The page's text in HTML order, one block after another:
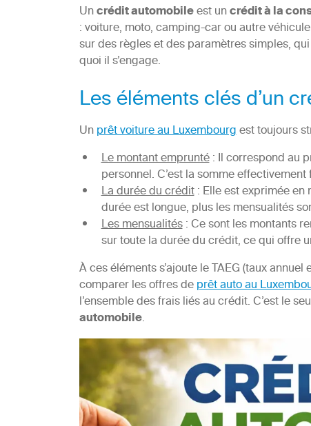
Uncrédit automobileest uncrédit à la
: voiture, moto, camping-car ou autre
sur des règles et des paramètres simples,
quoi il s’engage.
Les éléments clés d’un
Unprêt voiture au Luxembourgest toujours
Le montant emprunté: Il correspond au
personnel. C’est la somme
La durée du crédit: Elle est exprimée en
durée est longue, plus les mensualités
Les mensualités: Ce sont les montants
sur toute la durée du crédit, ce qui offre
À ces éléments s’ajoute le TAEG (taux
comparer les offres deprêt auto au
l’ensemble des frais liés au crédit. C’est le
automobile.